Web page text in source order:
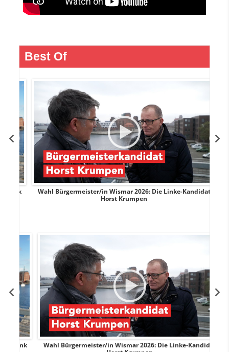
Best Of
Wahl Bürgermeister/in Wismar 2026: Die Linke-Kandidat
Horst Krumpen
Wahl Bürgermeister/in Wismar 2026: Die Linke-Kandidat